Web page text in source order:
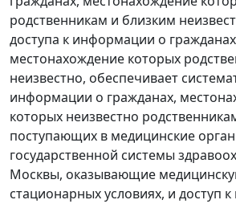
родственникам и близким
доступа к информации о
местонахождение которых
неизвестно, обеспечивает
информации о гражданах,
которых неизвестно
поступающих в медицинские
государственной системы
Москвы, оказывающие
стационарных условиях, и доступ к